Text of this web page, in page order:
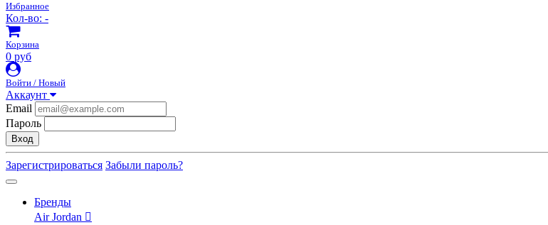
Избранное
Кол-во: -
Корзина
0 руб
Войти / Новый
Аккаунт
Email
Пароль
Вход
Зарегистрироваться Забыли пароль?
Бренды
Air Jordan